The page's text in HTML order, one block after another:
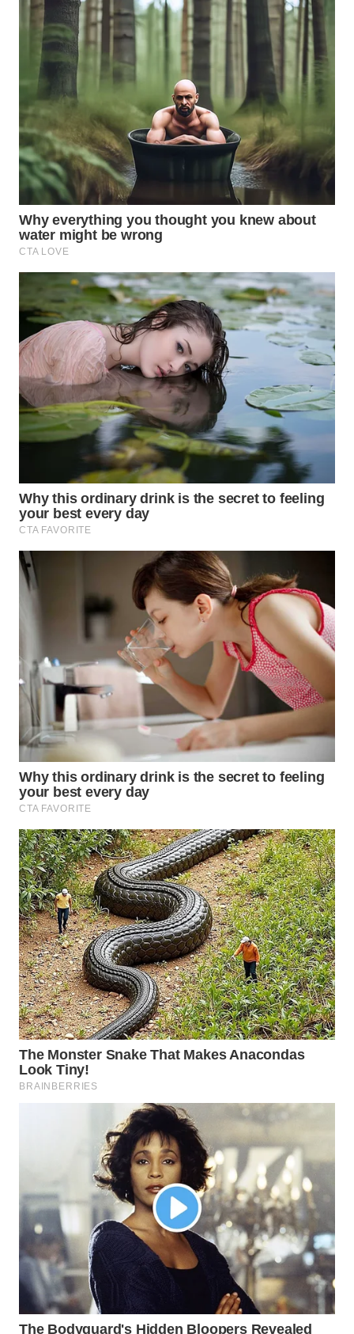
WN
KUNINGAN
WN
MAJALENGKA
WN
SUBANG
WN
SUKABUMI
WN
PURWAKARTA
WN
PRIANGAN
TIMUR
WN
SEMARANG
SOLO
WN
SURABAYA
WN
NATUNA
WN
BINTAN
MANDALIKA
WN
LIKUPANG
WN
LABUANBAJO
WN
BORNEO
Wahana
Media
Group
TANI
WAHANA
ADVOKAT
WAHANA
INFRASTRUKTUR